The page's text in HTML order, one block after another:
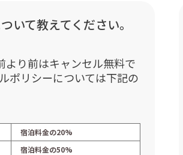
いて教えてください。
より前はキャンセル無料で
ポリシーについては下記の
宿泊料金の20%
宿泊料金の50%